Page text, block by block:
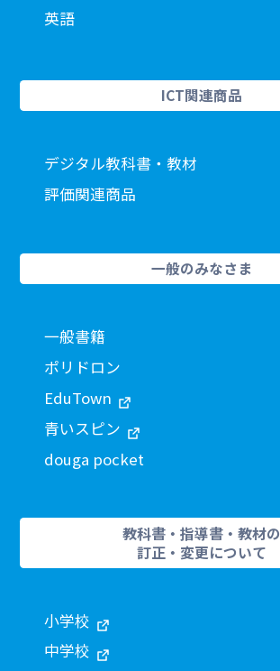
英語
ICT関連商品
デジタル教科書・教材
評価関連商品
一般のみなさま
一般書籍
ポリドロン
EduTown
青いスピン
douga pocket
教科書・指導書・教材の
訂正・変更について
小学校
中学校